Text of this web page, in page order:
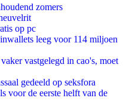
zomers
op pc
leeg voor 114 miljoen
vastgelegd in cao's, moet
gedeeld op seksfora
voor de eerste helft van de